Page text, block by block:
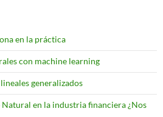
en la práctica
con machine learning
generalizados
Natural en la industria financiera ¿Nos